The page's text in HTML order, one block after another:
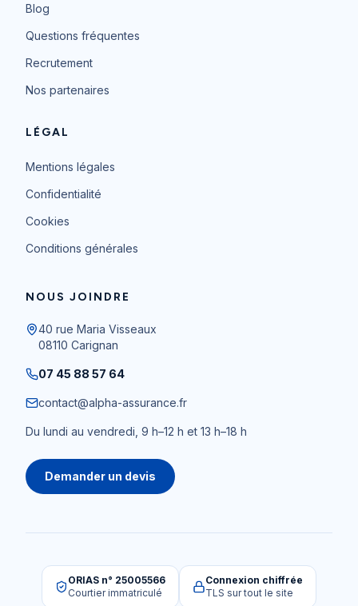
Blog
Questions fréquentes
Recrutement
Nos partenaires
LÉGAL
Mentions légales
Confidentialité
Cookies
Conditions générales
NOUS JOINDRE
40 rue Maria Visseaux
08110 Carignan
07 45 88 57 64
contact@alpha-assurance.fr
Du lundi au vendredi, 9 h–12 h et 13 h–18 h
Demander un devis
ORIAS n° 25005566
Courtier immatriculé
Connexion chiffrée
TLS sur tout le site